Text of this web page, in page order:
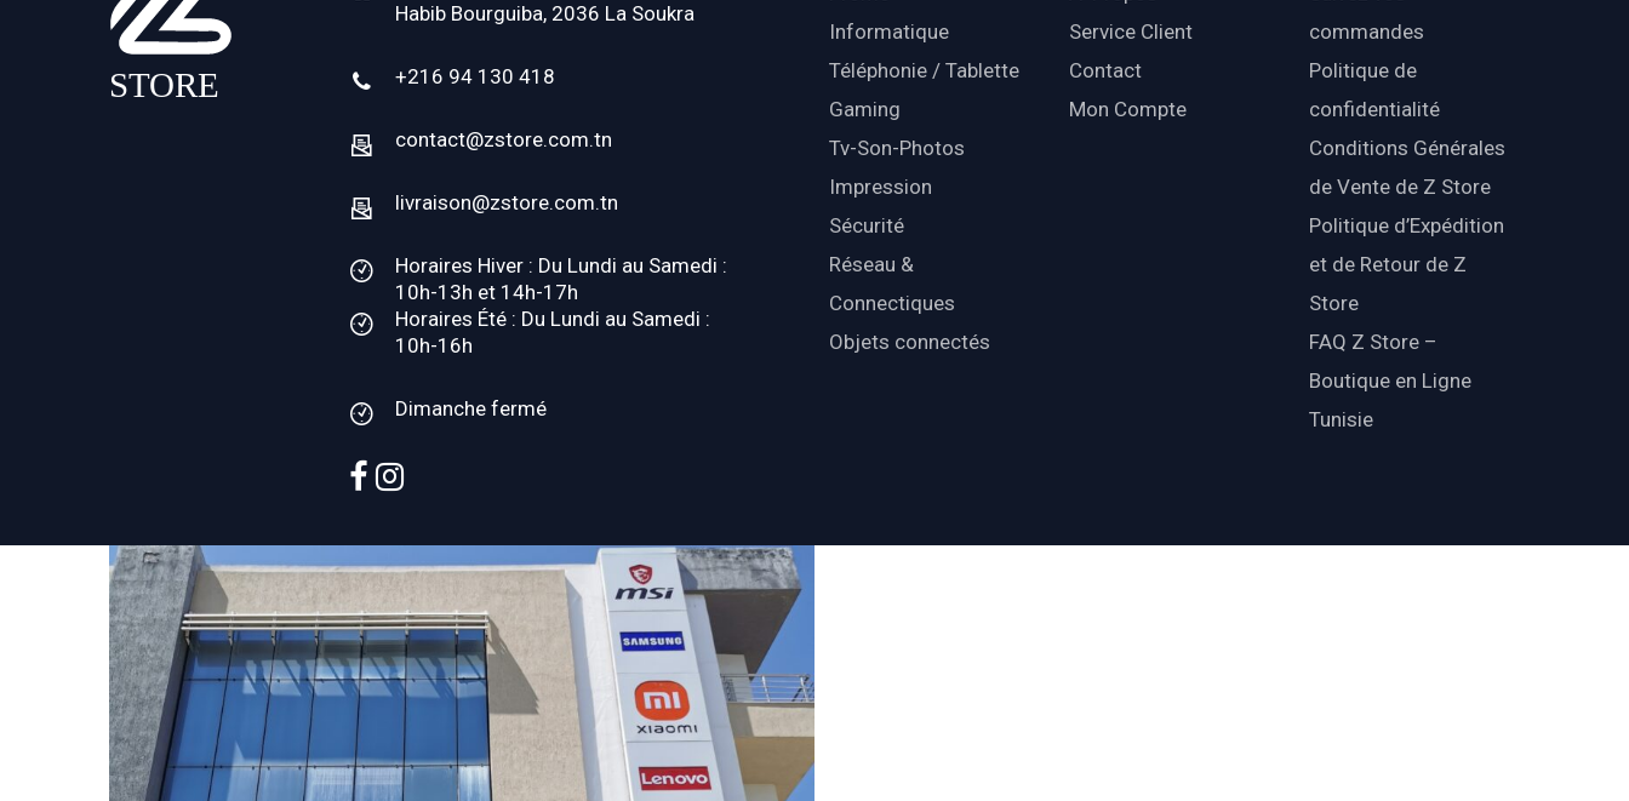
Habib Bourguiba, 2036 La Soukra
+216 94 130 418
contact@zstore.com.tn
livraison@zstore.com.tn
Horaires Hiver : Du Lundi au Samedi :
10h-13h et 14h-17h
Horaires Été : Du Lundi au Samedi :
10h-16h
Dimanche fermé
facebook
instagram
Informatique
Téléphonie / Tablette
Gaming
Tv-Son-Photos
Impression
Sécurité
Réseau &
Connectiques
Objets connectés
Service Client
Contact
Mon Compte
commandes
Politique de
confidentialité
Conditions Générales
de Vente de Z Store
Politique d’Expédition
et de Retour de Z
Store
FAQ Z Store –
Boutique en Ligne
Tunisie